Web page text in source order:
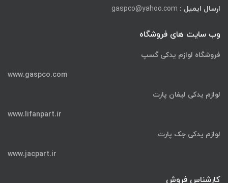
ارسال ایمیل : gaspco@yahoo.com
وب سایت های فروشگاه
فروشگاه لوازم یدکی گسپ
www.gaspco.com
لوازم یدکی لیفان پارت
www.lifanpart.ir
لوازم یدکی جک پارت
www.jacpart.ir
کارشناس فروش